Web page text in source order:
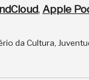
, Apple
da Cultura,